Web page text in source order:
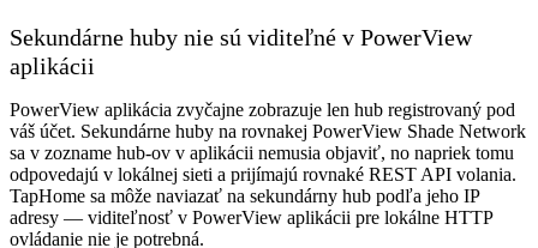
Sekundárne huby nie sú viditeľné v PowerView
aplikácii
PowerView aplikácia zvyčajne zobrazuje len hub registrovaný pod
váš účet. Sekundárne huby na rovnakej PowerView Shade Network
sa v zozname hub-ov v aplikácii nemusia objaviť, no napriek tomu
odpovedajú v lokálnej sieti a prijímajú rovnaké REST API volania.
TapHome sa môže naviazať na sekundárny hub podľa jeho IP
adresy — viditeľnosť v PowerView aplikácii pre lokálne HTTP
ovládanie nie je potrebná.